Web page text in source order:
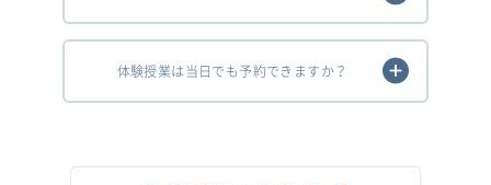
体験授業は当日でも予約できますか？